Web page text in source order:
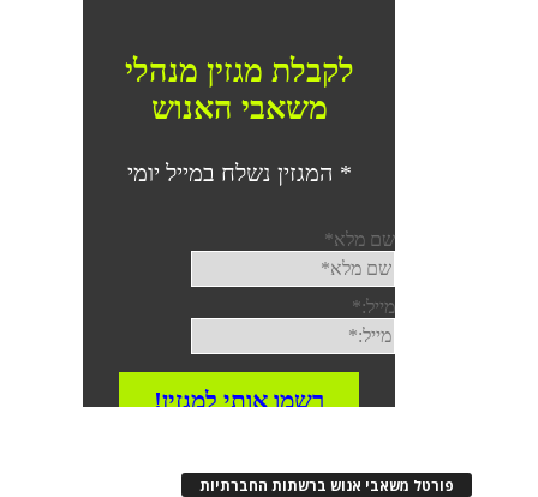
פורטל משאבי אנוש ברשתות החברתיות